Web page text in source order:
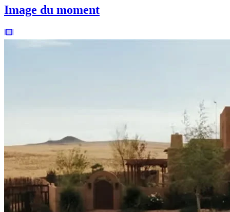
Image du moment